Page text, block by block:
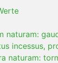
naturam:
incessus,
naturam: